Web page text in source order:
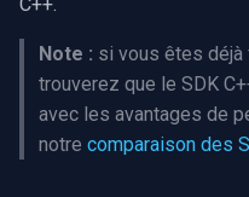
i
Video Edit SDK
Video Edit SDK FFmpeg
Déploiement
(Windows)
Configuration CMake
(multiplateforme)
Filtres source FFmpeg
Note : si vous êtes déjà
trouverez que le SDK
avec les avantages de
notre comparaison des